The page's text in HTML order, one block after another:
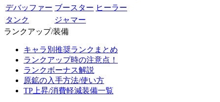
デバッファー ブースター ヒーラー
タンク
ジャマー
ランクアップ/装備
キャラ別推奨ランクまとめ
ランクアップ時の注意点！
ランクボーナス解説
原鉱の入手方法/使い方
TP上昇/消費軽減装備一覧